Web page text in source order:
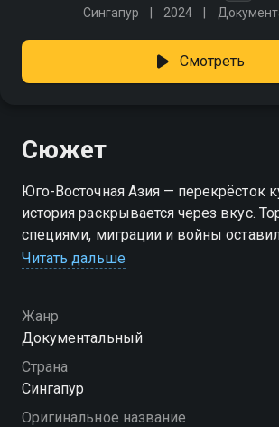
Сингапур 2024
Смотреть
Сюжет
Юго-Восточная Азия — перекрёсток
история раскрывается через вкус.
специями, миграции и войны
в каждом блюде. От лечона на
завоевателях, купцах и народах,
этот яркий гастрономический
Читать дальше
Жанр
Документальный
Страна
Сингапур
Оригинальное название